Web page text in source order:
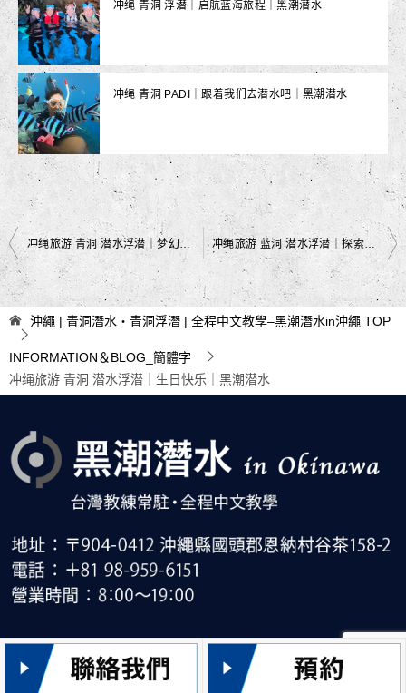
冲绳 青洞 浮潜｜启航蓝海旅程｜黑潮潜水
冲绳 青洞 PADI｜跟着我们去潜水吧｜黑潮潜水
文
章
导
航
冲绳旅游 青洞 潜水浮潜｜梦幻礁｜黑潮潜水 冲绳旅游 蓝洞 潜水浮潜｜探索冲绳之美｜黑潮潜水
沖繩 | 青洞潛水・青洞浮潛 | 全程中文教學–黑潮潛水in沖繩 TOP
INFORMATION＆BLOG_簡體字
冲绳旅游 青洞 潜水浮潜｜生日快乐｜黑潮潜水
© 2022 沖繩 | 青洞潛水・青洞浮潛 | 全程中文教學–黑潮潛水in沖繩